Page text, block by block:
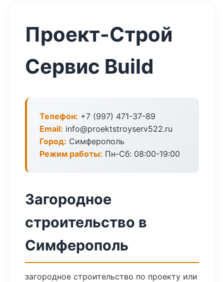
Проект-Строй
Сервис Build
Телефон: +7 (997) 471-37-89
Email: info@proektstroyserv522.ru
Город: Симферополь
Режим работы: Пн-Сб: 08:00-19:00
Загородное
строительство в
Симферополь
загородное строительство по проекту или